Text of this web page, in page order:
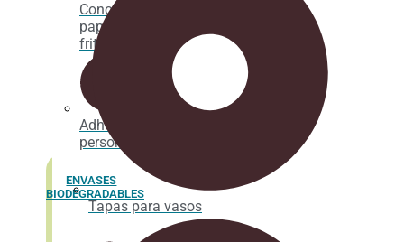
Cono
papel
fritos
Adhesivos
personalizados
ENVASES
BIODEGRADABLES
Tapas para vasos